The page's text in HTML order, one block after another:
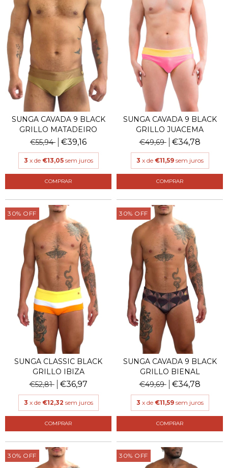
SUNGA CAVADA 9 BLACK
GRILLO MATADEIRO
€55,94
€39,16
3 x de €13,05 sem juros
COMPRAR
SUNGA CAVADA 9 BLACK
GRILLO JUACEMA
€49,69
€34,78
3 x de €11,59 sem juros
COMPRAR
30% OFF
SUNGA CLASSIC BLACK
GRILLO IBIZA
€52,81
€36,97
3 x de €12,32 sem juros
COMPRAR
30% OFF
SUNGA CAVADA 9 BLACK
GRILLO BIENAL
€49,69
€34,78
3 x de €11,59 sem juros
COMPRAR
30% OFF 30% OFF